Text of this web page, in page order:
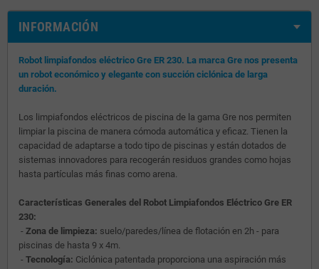
INFORMACIÓN
Robot limpiafondos eléctrico Gre ER 230. La marca Gre nos presenta
un robot económico y elegante con succión ciclónica de larga
duración.
Los limpiafondos eléctricos de piscina de la gama Gre nos permiten
limpiar la piscina de manera cómoda automática y eficaz. Tienen la
capacidad de adaptarse a todo tipo de piscinas y están dotados de
sistemas innovadores para recogerán residuos grandes como hojas
hasta partículas más finas como arena.
Características Generales del Robot Limpiafondos Eléctrico Gre ER
230:
- Zona de limpieza: suelo/paredes/línea de flotación en 2h - para
piscinas de hasta 9 x 4m.
- Tecnología: Ciclónica patentada proporciona una aspiración más